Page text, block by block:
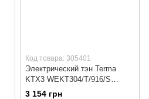
Код товара: 305401
Электрический тэн Terma
KTX3 WEKT304/T/916/S
(400W) белый
3 154 грн